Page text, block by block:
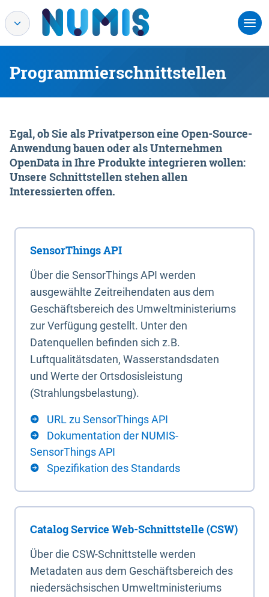
Programmierschnittstellen
Egal, ob Sie als Privatperson eine Open-Source-
Anwendung bauen oder als Unternehmen
OpenData in Ihre Produkte integrieren wollen:
Unsere Schnittstellen stehen allen
Interessierten offen.
SensorThings API
Über die SensorThings API werden
ausgewählte Zeitreihendaten aus dem
Geschäftsbereich des Umweltministeriums
zur Verfügung gestellt. Unter den
Datenquellen befinden sich z.B.
Luftqualitätsdaten, Wasserstandsdaten
und Werte der Ortsdosisleistung
(Strahlungsbelastung).
URL zu SensorThings API
Dokumentation der NUMIS-
SensorThings API
Spezifikation des Standards
Catalog Service Web-Schnittstelle (CSW)
Über die CSW-Schnittstelle werden
Metadaten aus dem Geschäftsbereich des
niedersächsischen Umweltministeriums